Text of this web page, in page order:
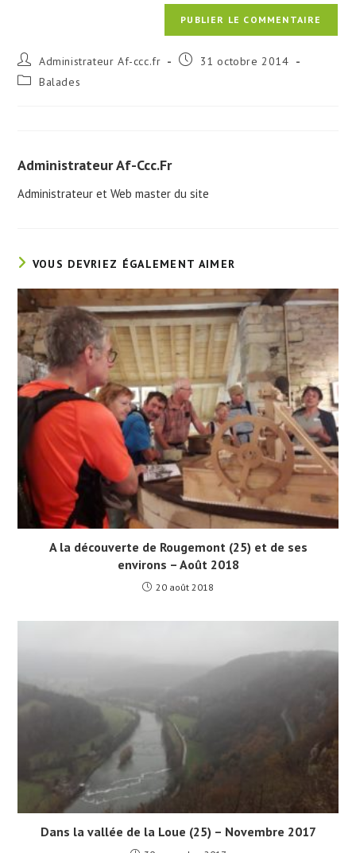
Auteur/autrice
de
la
Administrateur Af-ccc.fr
Publication
31 octobre 2014
Post Balades
Administrateur Af-Ccc.fr
Administrateur et Web master du site
VOUS DEVRIEZ ÉGALEMENT AIMER
A la découverte de Rougemont (25) et de ses
environs – Août 2018
20 août 2018
Dans la vallée de la Loue (25) – Novembre 2017